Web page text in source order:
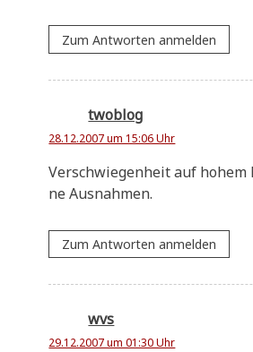
Zum Antworten anmelden
twoblog
28.12.2007 um 15:06 Uhr
Ver­schwie­gen­heit auf
ne Ausnahmen.
Zum Antworten anmelden
wvs
29.12.2007 um 01:30 Uhr